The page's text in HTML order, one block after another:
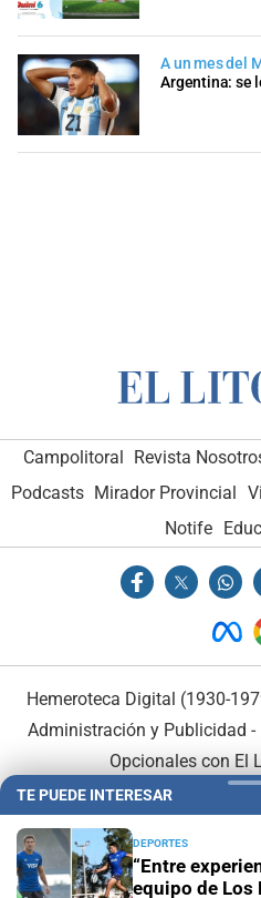
A un mes del
Argentina: se
Campolitoral Revista
Podcasts Mirador Provincial
Notife
Hemeroteca Digital (1930-
Administración y Publicidad -
Opcionales con El
TE PUEDE INTERESAR
DEPORTES
“Entre
equipo de Los